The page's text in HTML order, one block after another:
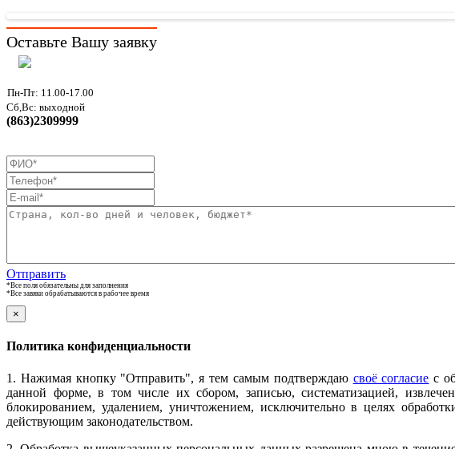
Оставьте Вашу заявку
Пн-Пт: 11.00-17.00
Сб,Вс: выходной
(863)2309999
Отправить
*Все поля обязательны для заполнения
*Все завяки обрабатываются в рабочее время
×
Политика конфиденциальности
1. Нажимая кнопку "Отправить", я тем самым подтверждаю своё согласие с
данной форме, в том числе их сбором, записью, систематизацией,
блокированием, удалением, уничтожением, исключительно в целях
действующим законодательством.